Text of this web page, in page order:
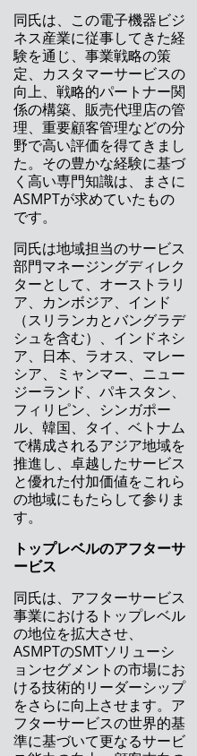
ASMのオンサイト
示
アドバンストパッケ
のトレーサビリティ
シンガポールの
ーがバーチャルツア
インテリジェントな
作業負荷のバランス
管理？ もはや夢で
リモートスマートフ
で生産ラインをサポ
NPI最優秀賞を受賞
ール
次世代の製造現場管
Works
DEKの個片基板アラ
（MASS）
ASM Pacific
を発表
Waldemar Christen
ンズのCRM 担当VPに
ASMパシフィックテ
コン ジャパン2021
を発表
インターネプコン ジ
同氏は、この電子機器ビジ
ネス産業に従事してきた経
験を通じ、事業戦略の策
定、カスタマーサービスの
向上、戦略的パートナー関
係の構築、販売代理店の管
理、重要顧客管理などの分
野で高い評価を得てきまし
た。その豊かな経験に基づ
く高い専門知識は、まさに
ASMPTが求めていたもの
です。
同氏は地域担当のサービス
部門マネージングディレク
ターとして、オーストラリ
ア、カンボジア、インド
（スリランカとバングラデ
シュを含む）、インドネシ
ア、日本、ラオス、マレー
シア、ミャンマー、ニュー
ジーランド、パキスタン、
フィリピン、シンガポー
ル、韓国、タイ、ベトナム
で構成されるアジア地域を
推進し、卓越したサービス
と優れた付加価値をこれら
の地域にもたらして参りま
す。
トップレベルのアフターサ
ービス
同氏は、アフターサービス
事業におけるトップレベル
の地位を拡大させ、
ASMPTのSMTソリューシ
ョンセグメントの市場にお
ける技術的リーダーシップ
をさらに向上させます。ア
フターサービスの世界的基
準に基づいて更なるサービ